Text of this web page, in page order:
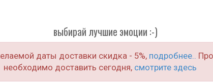
выбирай лучшие эмоции :-)
даты доставки скидка - 5%, подробнее..
необходимо доставить сегодня, смотрите здесь